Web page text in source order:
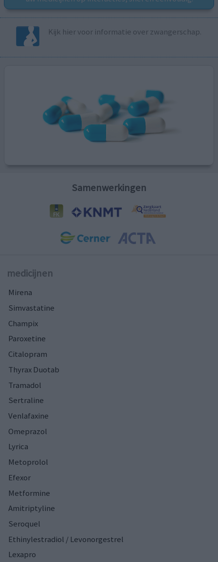
Kijk hier voor informatie over zwangerschap.
Samenwerkingen
medicijnen
Mirena
Simvastatine
Champix
Paroxetine
Citalopram
Thyrax Duotab
Tramadol
Sertraline
Venlafaxine
Omeprazol
Lyrica
Metoprolol
Efexor
Metformine
Amitriptyline
Seroquel
Ethinylestradiol / Levonorgestrel
Lexapro